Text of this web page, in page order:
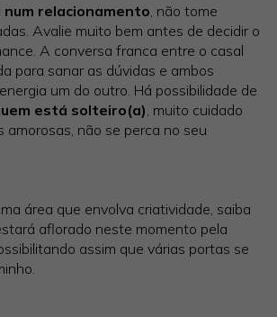
relacionamento , não tome
Avalie muito bem antes de decidir o
A conversa franca entre o casal
para sanar as dúvidas e ambos
um do outro. Há possibilidade de
está solteiro(a) , muito cuidado
amorosas, não se perca no seu
área que envolva criatividade, saiba
aflorado neste momento pela
assim que várias portas se